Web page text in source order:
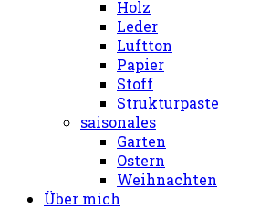
Holz
Leder
Luftton
Papier
Stoff
Strukturpaste
saisonales
Garten
Ostern
Weihnachten
Über mich